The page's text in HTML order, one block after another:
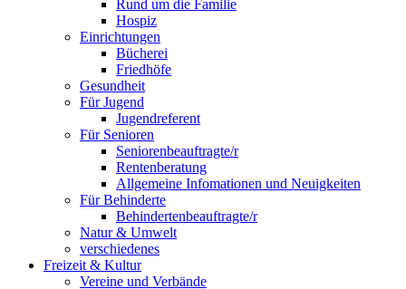
Rund um die Familie
Hospiz
Einrichtungen
Bücherei
Friedhöfe
Gesundheit
Für Jugend
Jugendreferent
Für Senioren
Seniorenbeauftragte/r
Rentenberatung
Allgemeine Infomationen und Neuigkeiten
Für Behinderte
Behindertenbeauftragte/r
Natur & Umwelt
verschiedenes
Freizeit & Kultur
Vereine und Verbände